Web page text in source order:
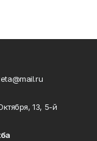
13, 5-й